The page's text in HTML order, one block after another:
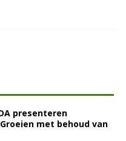
presenteren
met behoud van